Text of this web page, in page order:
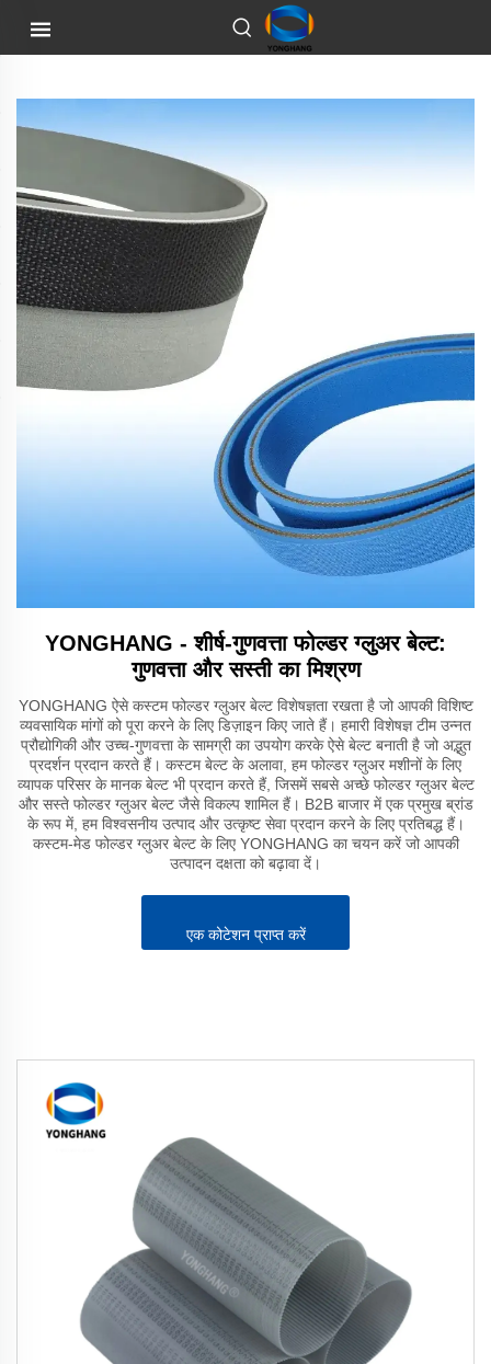
YONGHANG - शीर्ष-गुणवत्ता फोल्डर ग्लुअर बेल्ट:
गुणवत्ता और सस्ती का मिश्रण
YONGHANG ऐसे कस्टम फोल्डर ग्लुअर बेल्ट विशेषज्ञता रखता है जो आपकी विशिष्ट
व्यवसायिक मांगों को पूरा करने के लिए डिज़ाइन किए जाते हैं। हमारी विशेषज्ञ टीम उन्नत
प्रौद्योगिकी और उच्च-गुणवत्ता के सामग्री का उपयोग करके ऐसे बेल्ट बनाती है जो अद्भुत
प्रदर्शन प्रदान करते हैं। कस्टम बेल्ट के अलावा, हम फोल्डर ग्लुअर मशीनों के लिए
व्यापक परिसर के मानक बेल्ट भी प्रदान करते हैं, जिसमें सबसे अच्छे फोल्डर ग्लुअर बेल्ट
और सस्ते फोल्डर ग्लुअर बेल्ट जैसे विकल्प शामिल हैं। B2B बाजार में एक प्रमुख ब्रांड
के रूप में, हम विश्वसनीय उत्पाद और उत्कृष्ट सेवा प्रदान करने के लिए प्रतिबद्ध हैं।
कस्टम-मेड फोल्डर ग्लुअर बेल्ट के लिए YONGHANG का चयन करें जो आपकी
उत्पादन दक्षता को बढ़ावा दें।
एक कोटेशन प्राप्त करें